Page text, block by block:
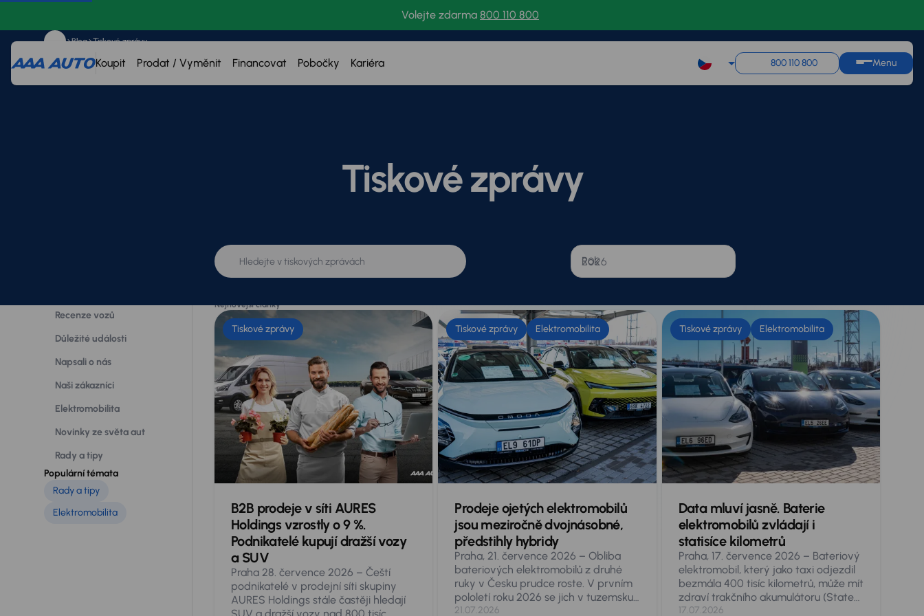
Volejte zdarma 800 110 800
Koupit Prodat / Vyměnit Financovat Pobočky Kariéra 800 110 800 Menu
Blog Tiskové zprávy
Tiskové zprávy
Recenze vozů
Důležité události
Napsali o nás
Naši zákazníci
Elektromobilita
Novinky ze světa aut
Rady a tipy
Populární témata
Rady a tipy
Elektromobilita
Rok
Nejnovější články
Tiskové zprávy
B2B prodeje v síti AURES
Holdings vzrostly o 9 %.
Podnikatelé kupují dražší vozy
a SUV
Praha 28. července 2026 – Čeští
podnikatelé v prodejní síti skupiny
AURES Holdings stále častěji hledají
Tiskové zprávy Elektromobilita
Prodeje ojetých elektromobilů
jsou meziročně dvojnásobné,
předstihly hybridy
Praha, 21. července 2026 – Obliba
bateriových elektromobilů z druhé
ruky v Česku prudce roste. V prvním
pololetí roku 2026 se jich v tuzemsku
prodalo 11 998, tedy bezmála dvakrát
21.07.2026
Tiskové zprávy Elektromobilita
Data mluví jasně. Baterie
elektromobilů zvládají i
statisíce kilometrů
Praha, 17. července 2026 – Bateriový
elektromobil, který jako taxi odjezdil
bezmála 400 tisíc kilometrů, může mít
zdraví trakčního akumulátoru (State
of Health, SoH) stále na 80
17.07.2026